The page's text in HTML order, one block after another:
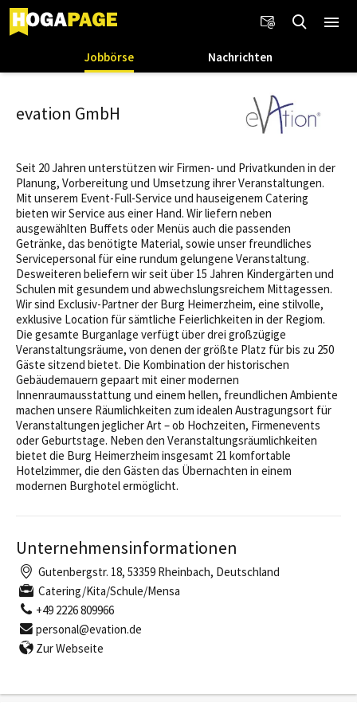
Jobbörse Nachrichten
evation GmbH
Seit 20 Jahren unterstützen wir Firmen- und Privatkunden in der
Planung, Vorbereitung und Umsetzung ihrer Veranstaltungen.
Mit unserem Event-Full-Service und hauseigenem Catering
bieten wir Service aus einer Hand. Wir liefern neben
ausgewählten Buffets oder Menüs auch die passenden
Getränke, das benötigte Material, sowie unser freundliches
Servicepersonal für eine rundum gelungene Veranstaltung.
Desweiteren beliefern wir seit über 15 Jahren Kindergärten und
Schulen mit gesundem und abwechslungsreichem Mittagessen.
Wir sind Exclusiv-Partner der Burg Heimerzheim, eine stilvolle,
exklusive Location für sämtliche Feierlichkeiten in der Regiom.
Die gesamte Burganlage verfügt über drei großzügige
Veranstaltungsräume, von denen der größte Platz für bis zu 250
Gäste sitzend bietet. Die Kombination der historischen
Gebäudemauern gepaart mit einer modernen
Innenraumausstattung und einem hellen, freundlichen Ambiente
machen unsere Räumlichkeiten zum idealen Austragungsort für
Veranstaltungen jeglicher Art – ob Hochzeiten, Firmenevents
oder Geburtstage. Neben den Veranstaltungsräumlichkeiten
bietet die Burg Heimerzheim insgesamt 21 komfortable
Hotelzimmer, die den Gästen das Übernachten in einem
modernen Burghotel ermöglicht.
Unternehmensinformationen
Gutenbergstr. 18, 53359 Rheinbach, Deutschland
Catering/Kita/Schule/Mensa
+49 2226 809966
personal@evation.de
Zur Webseite